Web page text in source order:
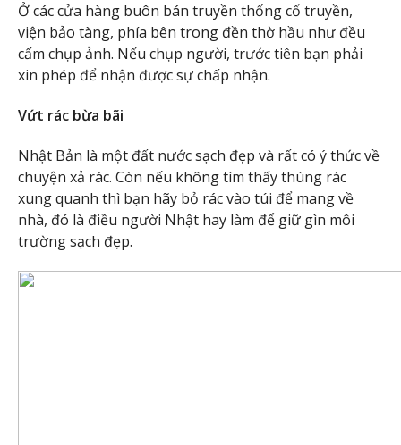
Ở các cửa hàng buôn bán truyền thống cổ truyền,
viện bảo tàng, phía bên trong đền thờ hầu như đều
cấm chụp ảnh. Nếu chụp người, trước tiên bạn phải
xin phép để nhận được sự chấp nhận.
Vứt rác bừa bãi
Nhật Bản là một đất nước sạch đẹp và rất có ý thức về
chuyện xả rác. Còn nếu không tìm thấy thùng rác
xung quanh thì bạn hãy bỏ rác vào túi để mang về
nhà, đó là điều người Nhật hay làm để giữ gìn môi
trường sạch đẹp.